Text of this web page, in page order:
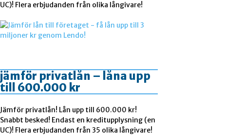
UC)! Flera erbjudanden från olika långivare!
jämför privatlån – låna upp
till 600.000 kr
Jämför privatlån! Lån upp till 600.000 kr!
Snabbt besked! Endast en kreditupplysning (en
UC)! Flera erbjudanden från 35 olika långivare!